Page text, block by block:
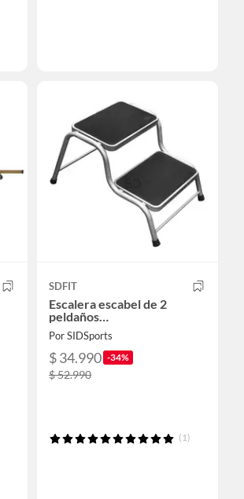
SDFIT
Escalera escabel de 2
peldaños…
Por SIDSports
$ 34.990 -34%
$ 52.990
(1)